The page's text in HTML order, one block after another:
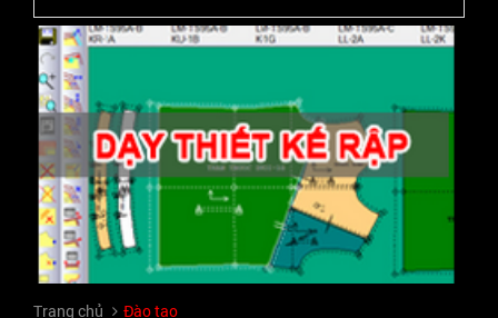
Trang chủ Đào tạo